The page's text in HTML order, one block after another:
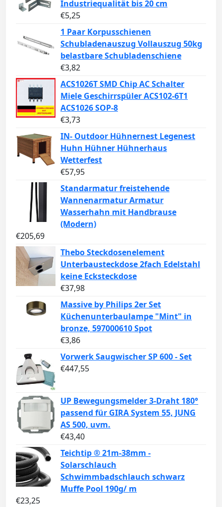
Industriequalität bis 20 cm
€5,25
1 Paar Korpusschienen
Schubladenauszug Vollauszug 50kg
belastbare Schubladenschiene
€3,82
ACS1026T SMD Chip AC Schalter
Miele Geschirrspüler ACS102-6T1
ACS1026 SOP-8
€3,73
IN- Outdoor Hühnernest Legenest
Huhn Hühner Hühnerhaus
Wetterfest
€57,95
Standarmatur freistehende
Wannenarmatur Armatur
Wasserhahn mit Handbrause
(Modern)
€205,69
Thebo Steckdosenelement
Unterbausteckdose 2fach Edelstahl
keine Ecksteckdose
€37,98
Massive by Philips 2er Set
Küchenunterbaulampe "Mint" in
bronze, 597000610 Spot
€3,86
Vorwerk Saugwischer SP 600 - Set
€447,55
UP Bewegungsmelder 3-Draht 180°
passend für GIRA System 55, JUNG
AS 500, uvm.
€43,40
Teichtip ® 21m-38mm -
Solarschlauch
Schwimmbadschlauch schwarz
Muffe Pool 190g/ m
€23,25